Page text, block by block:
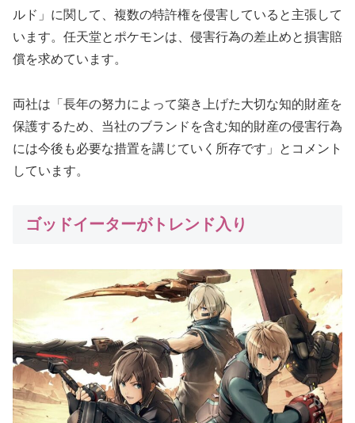
ルド」に関して、複数の特許権を侵害していると主張して
います。任天堂とポケモンは、侵害行為の差止めと損害賠
償を求めています。
両社は「長年の努力によって築き上げた大切な知的財産を
保護するため、当社のブランドを含む知的財産の侵害行為
には今後も必要な措置を講じていく所存です」とコメント
しています。
ゴッドイーターがトレンド入り